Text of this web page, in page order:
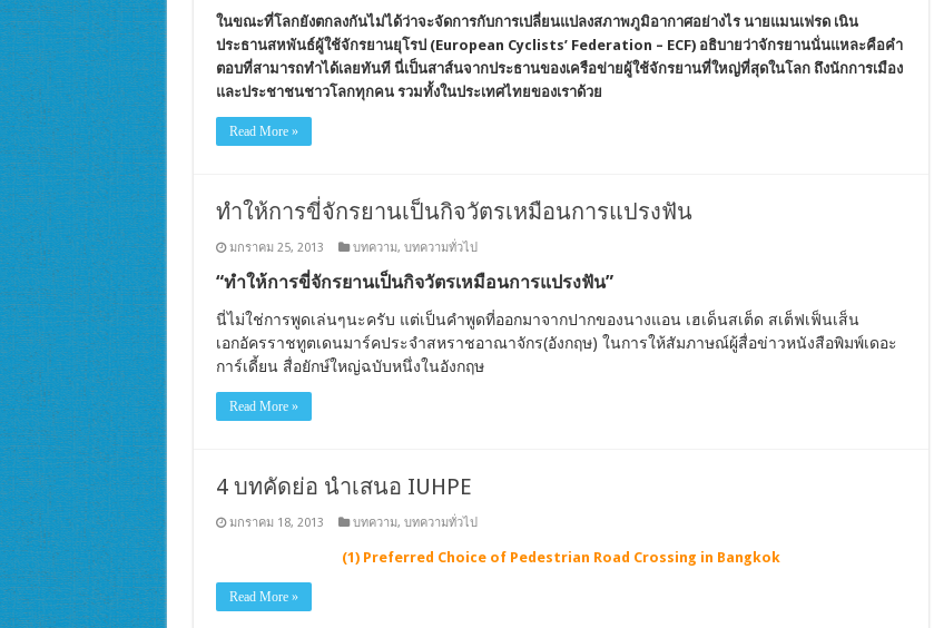
ในขณะที่โลกยังตกลงกันไม่ได้ว่าจะจัดการกับการเปลี่ยนแปลงสภาพภูมิอากาศอย่างไร นายแมนเฟรด เนิน
ประธานสหพันธ์ผู้ใช้จักรยานยุโรป (European Cyclists’ Federation – ECF) อธิบายว่าจักรยานนั่นแหละคือคำ
ตอบที่สามารถทำได้เลยทันที นี่เป็นสาส์นจากประธานของเครือข่ายผู้ใช้จักรยานที่ใหญ่ที่สุดในโลก ถึงนักการเมือง
และประชาชนชาวโลกทุกคน รวมทั้งในประเทศไทยของเราด้วย
Read More »
ทำให้การขี่จักรยานเป็นกิจวัตรเหมือนการแปรงฟัน
มกราคม 25, 2013 บทความ, บทความทั่วไป
“ทำให้การขี่จักรยานเป็นกิจวัตรเหมือนการแปรงฟัน”
นี่ไม่ใช่การพูดเล่นๆนะครับ แต่เป็นคำพูดที่ออกมาจากปากของนางแอน เฮเด็นสเต็ด สเต็ฟเฟ็นเส็น
เอกอัครราชทูตเดนมาร์คประจำสหราชอาณาจักร(อังกฤษ) ในการให้สัมภาษณ์ผู้สื่อข่าวหนังสือพิมพ์เดอะ
การ์เดี้ยน สื่อยักษ์ใหญ่ฉบับหนึ่งในอังกฤษ
Read More »
4 บทคัดย่อ นำเสนอ IUHPE
มกราคม 18, 2013 บทความ, บทความทั่วไป
(1) Preferred Choice of Pedestrian Road Crossing in Bangkok
Read More »